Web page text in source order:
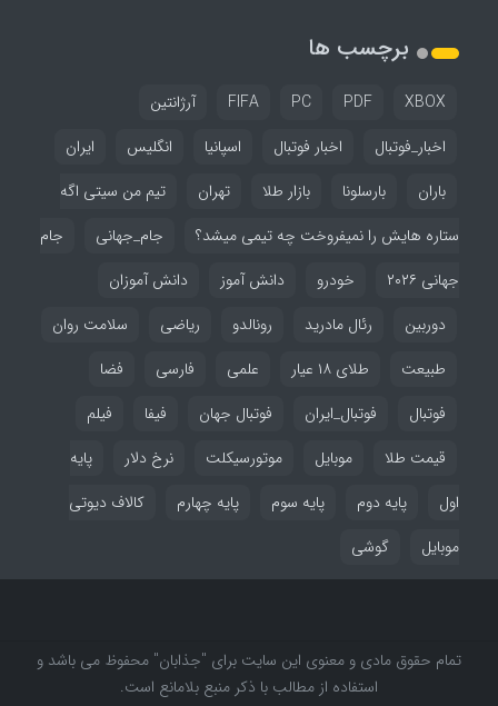
برچسب ها
FIFA PC PDF XBOX
آرژانتین
اخبار_فوتبال
اخبار فوتبال اسپانیا انگلیس
ایران
باران
بارسلونا بازار طلا تهران
تیم من سیتی اگه
ستاره هایش را نمیفروخت چه تیمی میشد؟
جام_جهانی
جام
جهانی ۲۰۲۶
خودرو دانش آموز
دانش آموزان
دوربین
رئال مادرید رونالدو ریاضی
سلامت روان
طبیعت
طلای ۱۸ عیار علمی فارسی
فضا
فوتبال
فوتبال_ایران فوتبال جهان فیفا
فیلم
قیمت طلا
موبایل موتورسیکلت نرخ دلار
پایه
اول
پایه دوم پایه سوم پایه چهارم
کالاف دیوتی
موبایل
گوشی
تمام حقوق مادی و معنوی این سایت برای "جذابان" محفوظ می باشد و
استفاده از مطالب با ذکر منبع بلامانع است.